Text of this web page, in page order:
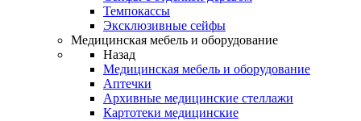
Темпокассы
Эксклюзивные сейфы
Медицинская мебель и оборудование
Назад
Медицинская мебель и оборудование
Аптечки
Архивные медицинские стеллажи
Картотеки медицинские